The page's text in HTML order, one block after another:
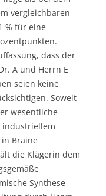
vergleichbaren
% für eine
dass der
A und Herrn E
seien keine
Soweit
wesentliche
industriellem
Braine
die Klägerin dem
Synthese